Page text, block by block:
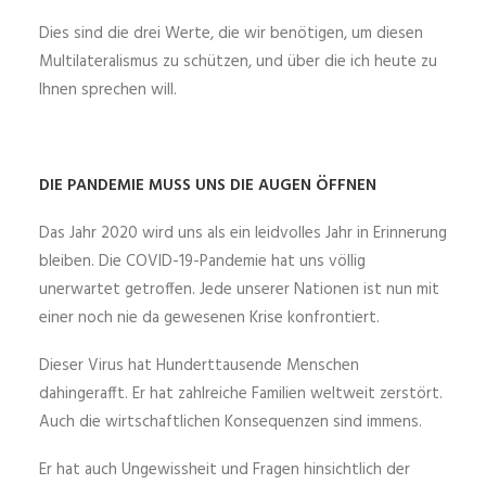
Dies sind die drei Werte, die wir benötigen, um diesen
Multilateralismus zu schützen, und über die ich heute zu
Ihnen sprechen will.
DIE PANDEMIE MUSS UNS DIE AUGEN ÖFFNEN
Das Jahr 2020 wird uns als ein leidvolles Jahr in Erinnerung
bleiben. Die COVID-19-Pandemie hat uns völlig
unerwartet getroffen. Jede unserer Nationen ist nun mit
einer noch nie da gewesenen Krise konfrontiert.
Dieser Virus hat Hunderttausende Menschen
dahingerafft. Er hat zahlreiche Familien weltweit zerstört.
Auch die wirtschaftlichen Konsequenzen sind immens.
Er hat auch Ungewissheit und Fragen hinsichtlich der